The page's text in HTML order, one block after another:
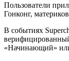
Пользователи
Гонконг,
В событиях
«Начинающий»